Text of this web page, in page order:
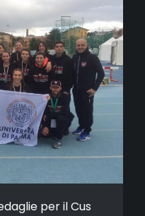
per il Cus